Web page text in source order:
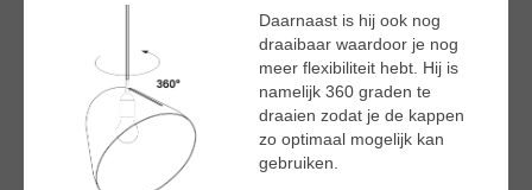
Daarnaast is hij ook nog
draaibaar waardoor je nog
meer flexibiliteit hebt. Hij is
namelijk 360 graden te
draaien zodat je de kappen
zo optimaal mogelijk kan
gebruiken.